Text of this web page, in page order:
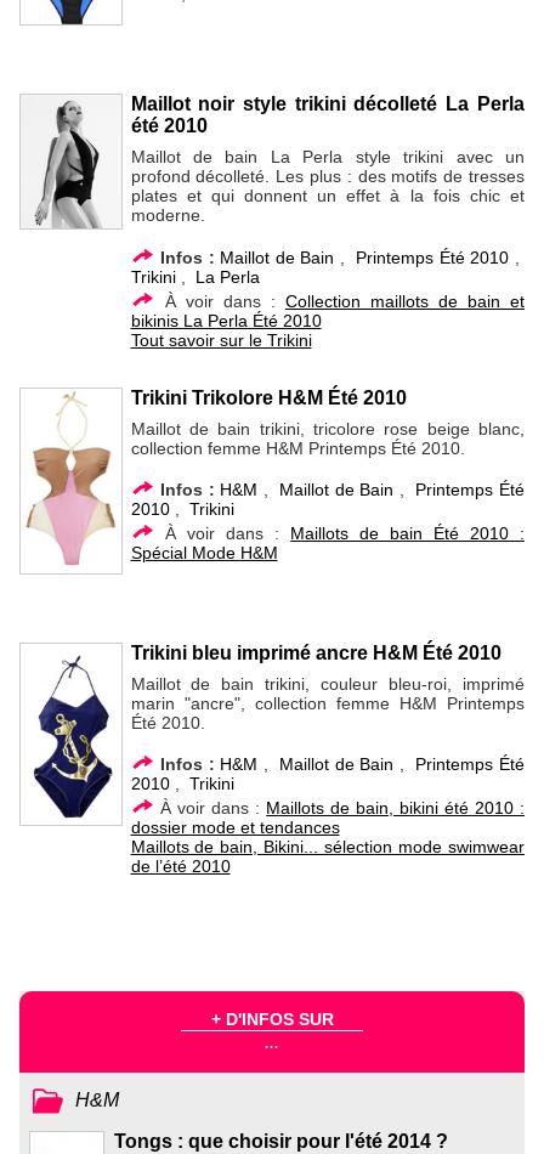
Maillot noir style trikini décolleté La Perla
été 2010
Maillot de bain La Perla style trikini avec un
profond décolleté. Les plus : des motifs de tresses
plates et qui donnent un effet à la fois chic et
moderne.
Infos : Maillot de Bain Printemps Été 2010
Trikini, La Perla
À voir dans : Collection maillots de bain et
bikinis La Perla Été 2010
Tout savoir sur le Trikini
Trikini Trikolore H&M Été 2010
Maillot de bain trikini, tricolore rose beige blanc,
collection femme H&M Printemps Été 2010.
Infos : H&M Maillot de Bain
Printemps Été
2010, Trikini
À voir dans : Maillots de bain Été 2010 :
Spécial Mode H&M
Trikini bleu imprimé ancre H&M Été 2010
Maillot de bain trikini, couleur bleu-roi, imprimé
marin "ancre", collection femme H&M Printemps
Été 2010.
Infos : H&M Maillot de Bain
Printemps Été
2010, Trikini
À voir dans : Maillots de bain, bikini été 2010 :
dossier mode et tendances
Maillots de bain, Bikini... sélection mode swimwear
de l’été 2010
+ D'INFOS SUR
...
H&M
Tongs : que choisir pour l'été 2014 ?